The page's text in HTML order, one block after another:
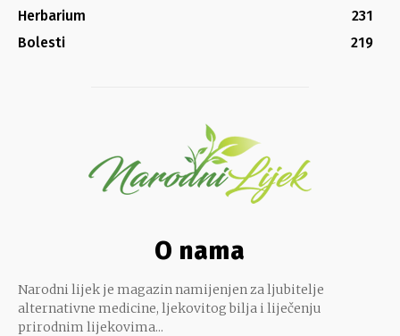
Herbarium
231
Bolesti
219
O nama
Narodni lijek je magazin namijenjen za ljubitelje
alternativne medicine, ljekovitog bilja i liječenju
prirodnim lijekovima...